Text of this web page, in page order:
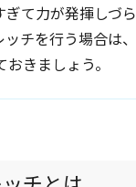
て力が発揮しづ
チを行う場合は
きましょう。